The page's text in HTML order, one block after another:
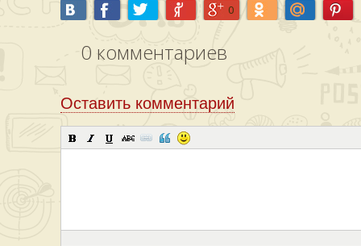
0
0 комментариев
Оставить комментарий